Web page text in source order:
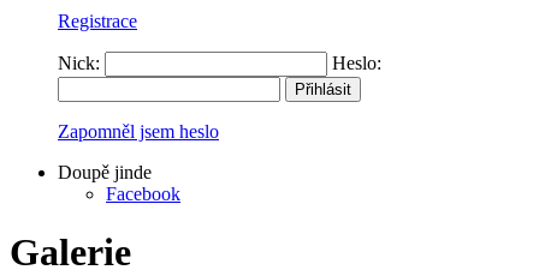
Registrace
Nick: Heslo:
Zapomněl jsem heslo
Doupě jinde
Facebook
Galerie